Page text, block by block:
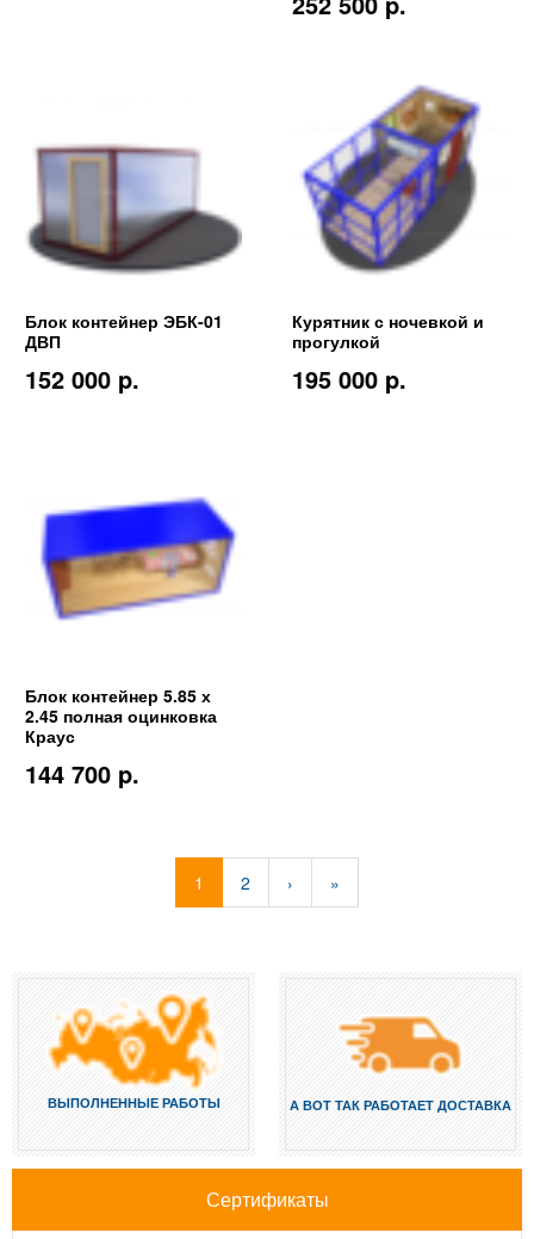
Блок контейнер ЭБК-01
ДВП
152 000 p.
Курятник с ночевкой и
прогулкой
195 000 p.
Блок контейнер 5.85 х
2.45 полная оцинковка
Краус
144 700 p.
1 2 › »
ВЫПОЛНЕННЫЕ РАБОТЫ А ВОТ ТАК РАБОТАЕТ ДОСТАВКА
Сертификаты